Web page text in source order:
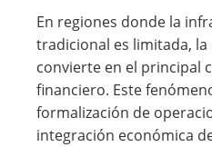
En regiones donde la
tradicional es limitada,
convierte en el principal
financiero. Este
formalización de
integración económica